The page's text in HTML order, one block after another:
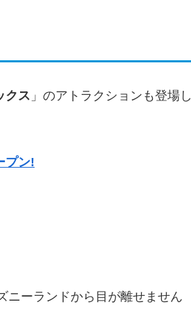
クス 」のアトラクションも登場し
プン!
ニーランドから目が離せません